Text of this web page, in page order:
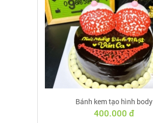
Bánh kem tạo hình body
400.000 đ